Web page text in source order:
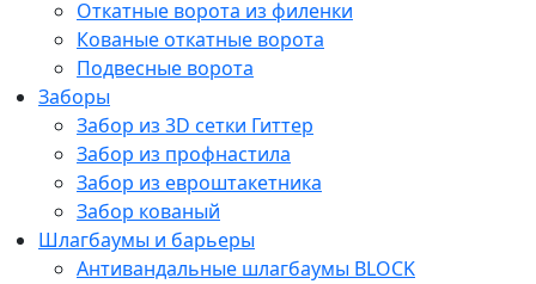
Откатные ворота из филенки
Кованые откатные ворота
Подвесные ворота
Заборы
Забор из 3D сетки Гиттер
Забор из профнастила
Забор из евроштакетника
Забор кованый
Шлагбаумы и барьеры
Антивандальные шлагбаумы BLOCK